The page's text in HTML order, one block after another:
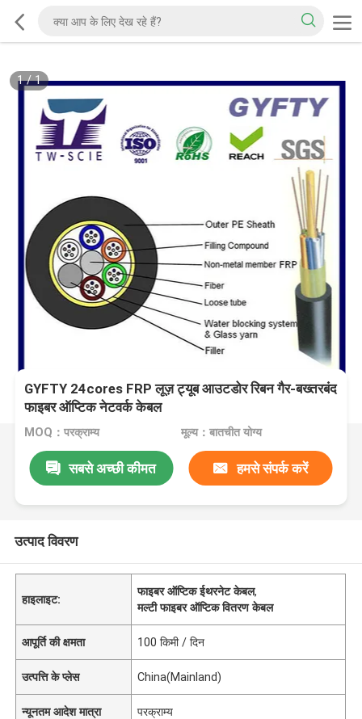
1/1
GYFTY 24cores FRP लूज़ ट्यूब आउटडोर रिबन गैर-बख्तरबंद
फाइबर ऑप्टिक नेटवर्क केबल
MOQ：परक्राम्य मूल्य：बातचीत योग्य
सबसे अच्छी कीमत हमसे संपर्क करें
उत्पाद विवरण
हाइलाइट:
फाइबर ऑप्टिक ईथरनेट केबल,
मल्टी फाइबर ऑप्टिक वितरण केबल
आपूर्ति की क्षमता 100 किमी / दिन
उत्पत्ति के प्लेस China(Mainland)
न्यूनतम आदेश मात्रा परक्राम्य